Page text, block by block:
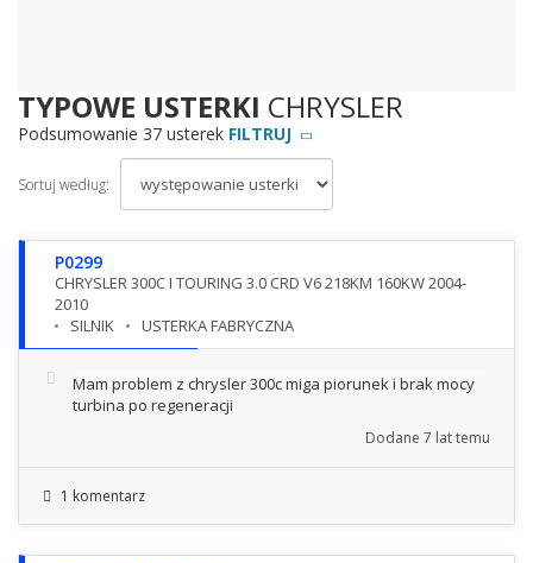
TYPOWE USTERKI CHRYSLER
Podsumowanie 37 usterek FILTRUJ
Sortuj według:
P0299
CHRYSLER 300C I TOURING 3.0 CRD V6 218KM 160KW 2004-
2010
SILNIK
USTERKA FABRYCZNA
Mam problem z chrysler 300c miga piorunek i brak mocy
turbina po regeneracji
Dodane 7 lat temu
1 komentarz